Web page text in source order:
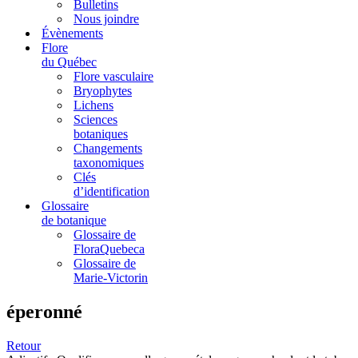
Bulletins
Nous joindre
Évènements
Flore
du Québec
Flore vasculaire
Bryophytes
Lichens
Sciences
botaniques
Changements
taxonomiques
Clés
d’identification
Glossaire
de botanique
Glossaire de
FloraQuebeca
Glossaire de
Marie-Victorin
éperonné
Retour